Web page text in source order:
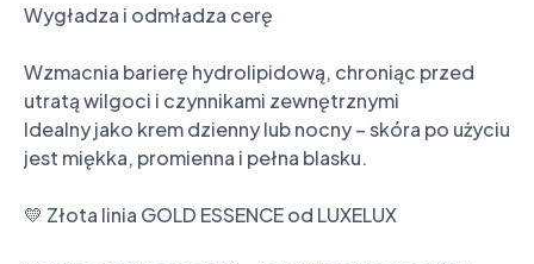
Wygładza i odmładza cerę
Wzmacnia barierę hydrolipidową, chroniąc przed
utratą wilgoci i czynnikami zewnętrznymi
Idealny jako krem dzienny lub nocny – skóra po użyciu
jest miękka, promienna i pełna blasku.
💛 Złota linia GOLD ESSENCE od LUXELUX